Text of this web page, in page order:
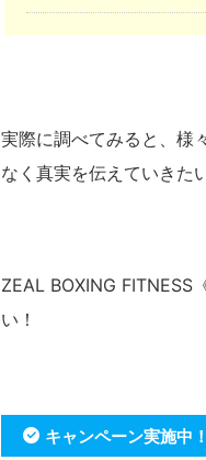
実際に調べてみると、様
なく真実を伝えていきた
ZEAL BOXING FITNESS
い！
キャンペーン実施中！